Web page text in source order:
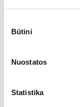
pasirinkimas
Būtini
Nuostatos
Statistika